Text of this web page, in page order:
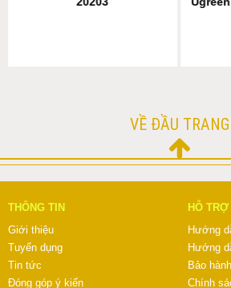
VỀ ĐẦU TRANG
THÔNG TIN
Giới thiệu
Tuyển dụng
Tin tức
Đóng góp ý kiến
HỖ
Hướng
Hướng
Bảo
Chính